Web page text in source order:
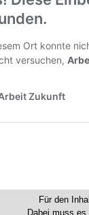
Für den
Dabei muss es